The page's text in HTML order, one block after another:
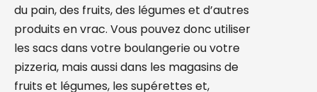
du pain, des fruits, des légumes et d’autres
produits en vrac. Vous pouvez donc utiliser
les sacs dans votre boulangerie ou votre
pizzeria, mais aussi dans les magasins de
fruits et légumes, les supérettes et,